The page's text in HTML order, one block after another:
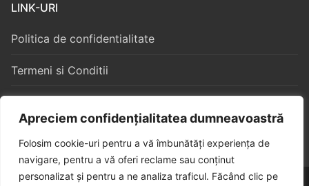
Apreciem confidențialitatea dumneavoastră
Folosim cookie-uri pentru a vă îmbunătăți experiența de
navigare, pentru a vă oferi reclame sau conținut
personalizat și pentru a ne analiza traficul. Făcând clic pe
LINK-URI
Politica de confidentialitate
Termeni si Conditii